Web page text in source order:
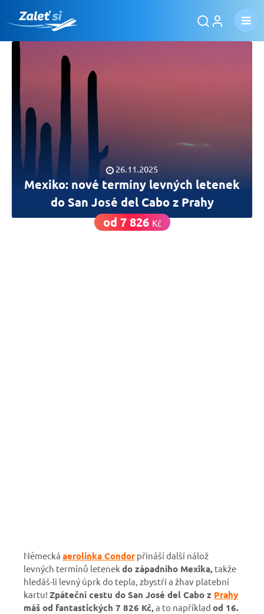
26.11.2025
Mexiko: nové termíny levných letenek
do San José del Cabo z Prahy
od 7 826 Kč
Německá aerolinka Condor přináší další nálož
levných termínů letenek do západního Mexika, takže
hledáš-li levný úprk do tepla, zbystři a žhav platební
kartu! Zpáteční cestu do San José del Cabo z Prahy
máš od fantastických 7 826 Kč,a to například od 16.